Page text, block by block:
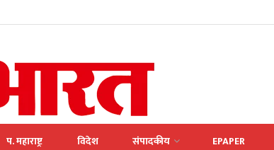
प. महाराष्ट्र विदेश संपादकीय EPAPER